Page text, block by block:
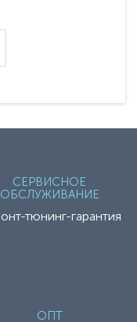
СЕРВИСНОЕ
ОБСЛУЖИВАНИЕ
тюнинг-гарантия
ОПТ